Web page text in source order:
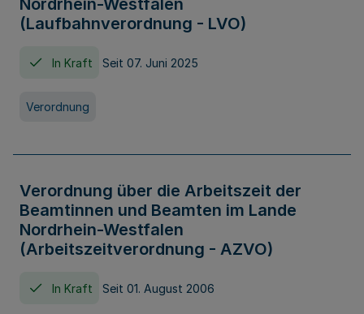
Nordrhein-Westfalen
(Laufbahnverordnung - LVO)
In Kraft Seit 07. Juni 2025
Verordnung
Verordnung über die Arbeitszeit der
Beamtinnen und Beamten im Lande
Nordrhein-Westfalen
(Arbeitszeitverordnung - AZVO)
In Kraft Seit 01. August 2006